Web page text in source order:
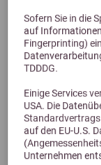
Sofern Sie in die
auf
Fingerprinting)
TDDDG.
Einige Services
USA. Die
auf den EU-U.S.
Unternehmen